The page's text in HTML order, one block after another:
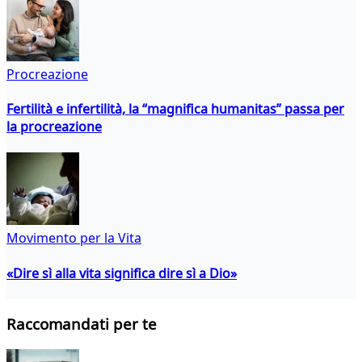
Procreazione
Fertilità e infertilità, la “magnifica humanitas” passa per
la procreazione
Movimento per la Vita
«Dire sì alla vita significa dire sì a Dio»
Raccomandati per te